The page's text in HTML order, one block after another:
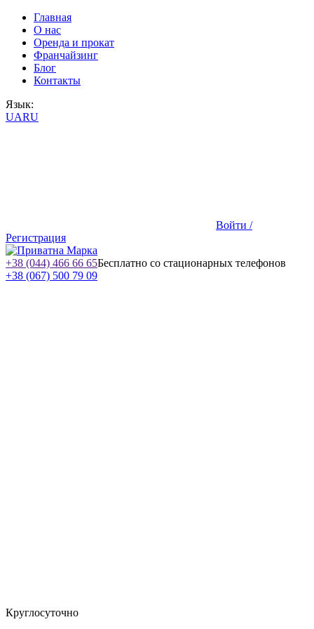
Главная
О нас
Оренда и прокат
Франчайзинг
Блог
Контакты
Язык:
UARU
Войти /
Регистрация
+38 (044) 466 66 65Бесплатно со стационарных телефонов
+38 (067) 500 79 09
Круглосуточно